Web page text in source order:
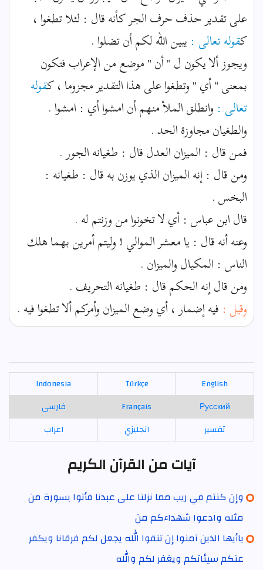
على تقدير حذف حرف الجر كأنه قال : لئلا تطغوا ،
كقوله تعالى : يبين الله لكم أن تضلوا .
ويجوز ألا يكون ل " أن " موضع من الإعراب فتكون
بمعنى " أي " وتطغوا على هذا التقدير مجزوما ، كقوله
تعالى : وانطلق الملأ منهم أن امشوا أي : امشوا .
والطغيان مجاوزة الحد .
فمن قال : الميزان العدل قال : طغيانه الجور .
ومن قال : إنه الميزان الذي يوزن به قال : طغيانه :
البخس .
قال ابن عباس : أي لا تخونوا من وزنتم له .
وعنه أنه قال : يا معشر الموالي ! وليتم أمرين بهما هلك
الناس : المكيال والميزان .
ومن قال إنه الحكم قال : طغيانه التحريف .
وقيل : فيه إضمار ، أي وضع الميزان وأمركم ألا تطغوا فيه .
English
Türkçe
Indonesia
Русский
Français
فارسی
تفسير
انجليزي اعراب
آيات من القرآن الكريم
وإن كنتم في ريب مما نزلنا على عبدنا فأتوا بسورة من
مثله وادعوا شهداءكم من
ياأيها الذين آمنوا إن تتقوا الله يجعل لكم فرقانا ويكفر
عنكم سيئاتكم ويغفر لكم والله